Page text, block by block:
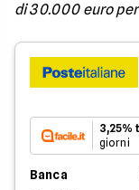
di 30.000 euro per
3,25%
giorni
Banca